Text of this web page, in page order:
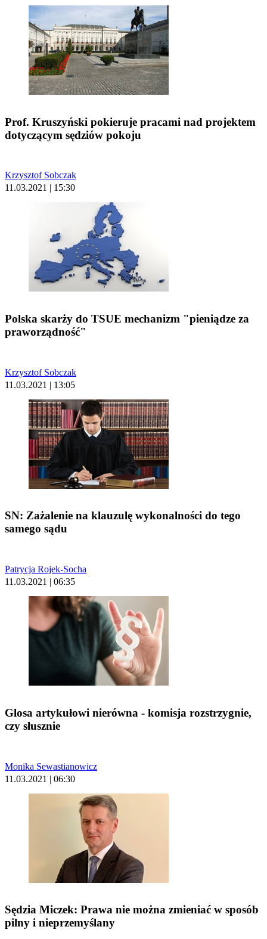
Prof. Kruszyński pokieruje pracami nad projektem
dotyczącym sędziów pokoju
Krzysztof Sobczak
11.03.2021 | 15:30
Polska skarży do TSUE mechanizm "pieniądze za
praworządność"
Krzysztof Sobczak
11.03.2021 | 13:05
SN: Zażalenie na klauzulę wykonalności do tego
samego sądu
Patrycja Rojek-Socha
11.03.2021 | 06:35
Glosa artykułowi nierówna - komisja rozstrzygnie,
czy słusznie
Monika Sewastianowicz
11.03.2021 | 06:30
Sędzia Miczek: Prawa nie można zmieniać w sposób
pilny i nieprzemyślany